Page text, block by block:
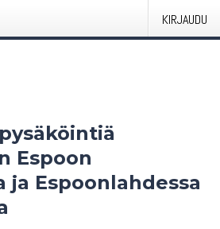
KIRJAUDU
Espoon
ja Espoonlahdessa